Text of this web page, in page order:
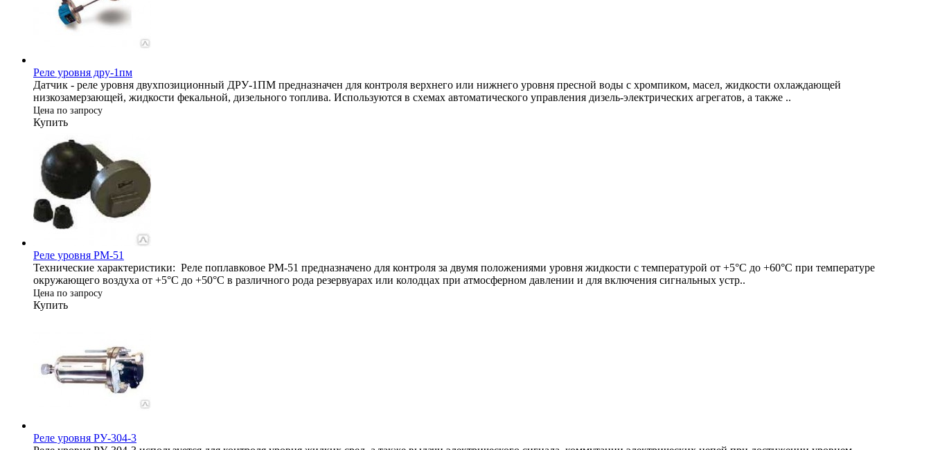
Реле уровня дру-1пм
Датчик - реле уровня двухпозиционный ДРУ-1ПМ предназначен для контроля верхнего или нижнего уровня пресной воды с хромпиком, масел, жидкости охлаждающей
низкозамерзающей, жидкости фекальной, дизельного топлива. Используются в схемах автоматического управления дизель-электрических агрегатов, а также ..
Цена по запросу
Купить
Реле уровня РМ-51
Технические характеристики: Реле поплавковое РМ-51 предназначено для контроля за двумя положениями уровня жидкости с температурой от +5°С до +60°С при температуре
окружающего воздуха от +5°С до +50°С в различного рода резервуарах или колодцах при атмосферном давлении и для включения сигнальных устр..
Цена по запросу
Купить
Реле уровня РУ-304-3